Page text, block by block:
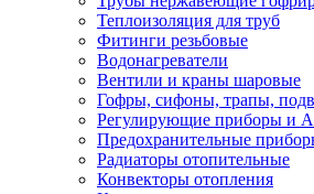
Теплоизоляция для труб
Фитинги резьбовые
Водонагреватели
Вентили и краны шаровые
Гофры, сифоны, трапы,
Регулирующие приборы и
Предохранительные
Радиаторы отопительные
Конвекторы отопления